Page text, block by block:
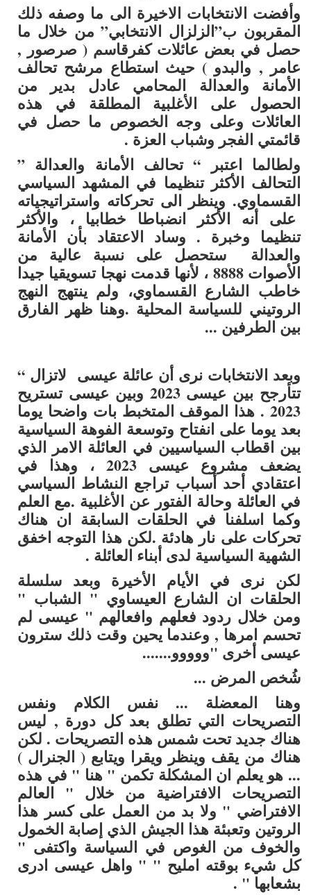
وأفضت الانتخابات الاخيرة الى ما وصفه ذلك
المقربون ب”الزلزال الانتخابي” من خلال ما
حصل في بعض عائلات كفرقاسم ( صرصور ,
عامر , والبدو ) حيث استطاع مرشح تحالف
الأمانة والعدالة المحامي عادل بدير من
الحصول على الأغلبية المطلقة في هذه
العائلات وعلى وجه الخصوص ما حصل في
قائمتي الفجر وشباب العزة .
ولطالما اعتبر “ تحالف الأمانة والعدالة ”
التحالف الأكثر تنظيما في المشهد السياسي
القسماوي. وينظر الى تحركاته واستراتيجياته
على أنه الأكثر انضباطا خطابيا ، والأكثر
تنظيما وخبرة . وساد الاعتقاد بأن الأمانة
والعدالة ستحصل على نسبة عالية من
الأصوات 8888 ، لأنها قدمت نهجا تسويقيا جيدا
خاطب الشارع القسماوي، ولم ينتهج النهج
الروتيني للسياسة المحلية . وهنا ظهر الفارق
بين الطرفين ...
وبعد الانتخابات نرى أن عائلة عيسى لاتزال “
تتأرجح بين عيسى 2023 وبين عيسى تستريح
2023 . هذا الموقف المتخبط بات واضحا يوما
بعد يوما على انفتاح وتوسعة الفوهة السياسية
بين اقطاب السياسيين في العائلة الامر الذي
يضعف مشروع عيسى 2023 ، وهذا في
اعتقادي أحد أسباب تراجع النشاط السياسي
في العائلة وحالة الفتور عن الأغلبية . مع العلم
وكما اسلفنا في الحلقات السابقة ان هناك
تحركات على نار هادئة .لكن هذا التوجه اخفق
الشهية السياسية لدى أبناء العائلة .
لكن نرى في الأيام الأخيرة وبعد سلسلة
الحلقات ان الشارع العيساوي " الشباب "
ومن خلال ردود فعلهم وافعالهم " عيسى لم
تحسم امرها , وعندما يحين وقت ذلك سترون
عيسى أخرى "ووووو.......
شُخص المرض ...
وهنا المعضلة ... نفس الكلام ونفس
التصريحات التي تطلق بعد كل دورة , ليس
هناك جديد تحت شمس هذه التصريحات . لكن
هناك من يقف وينظر ويقرا ويتابع ( الجنرال )
... هو يعلم ان المشكلة تكمن " هنا " في هذه
التصريحات الافتراضية من خلال " العالم
الافتراضي " ولا بد من العمل على كسر هذا
الروتين وتعبئة هذا الجيش الذي إصابة الخمول
والخوف من الغوص في السياسة واكتفى "
كل شيء بوقته امليح " " واهل عيسى ادرى
بشعابها " .